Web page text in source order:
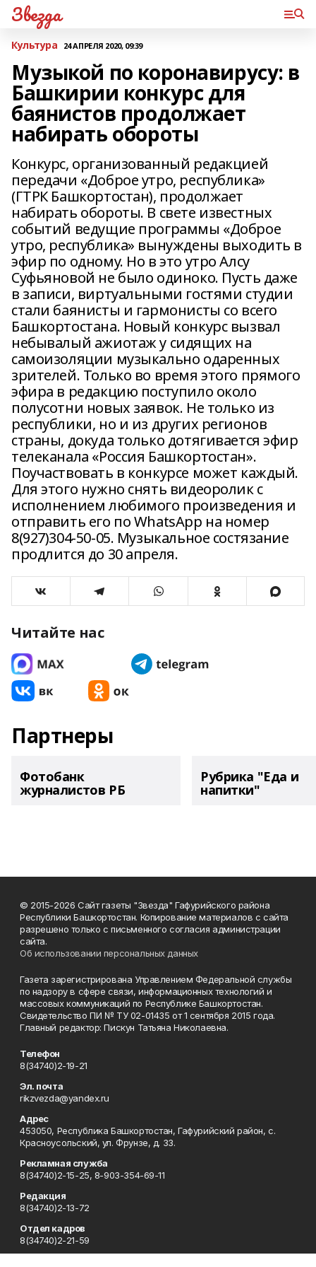
Звезда
Культура 24 АПРЕЛЯ 2020, 09:39
Музыкой по коронавирусу: в
Башкирии конкурс для
баянистов продолжает
набирать обороты
Конкурс, организованный редакцией
передачи «Доброе утро, республика»
(ГТРК Башкортостан), продолжает
набирать обороты. В свете известных
событий ведущие программы «Доброе
утро, республика» вынуждены выходить в
эфир по одному. Но в это утро Алсу
Суфьяновой не было одиноко. Пусть даже
в записи, виртуальными гостями студии
стали баянисты и гармонисты со всего
Башкортостана. Новый конкурс вызвал
небывалый ажиотаж у сидящих на
самоизоляции музыкально одаренных
зрителей. Только во время этого прямого
эфира в редакцию поступило около
полусотни новых заявок. Не только из
республики, но и из других регионов
страны, докуда только дотягивается эфир
телеканала «Россия Башкортостан».
Поучаствовать в конкурсе может каждый.
Для этого нужно снять видеоролик с
исполнением любимого произведения и
отправить его по WhatsApp на номер
8(927)304-50-05. Музыкальное состязание
продлится до 30 апреля.
Читайте нас
Партнеры
Фотобанк
журналистов РБ
Рубрика "Еда и
напитки"
© 2015-2026 Сайт газеты "Звезда" Гафурийского района
Республики Башкортостан. Копирование материалов с сайта
разрешено только с письменного согласия администрации
сайта.
Об использовании персональных данных
Газета зарегистрирована Управлением Федеральной службы
по надзору в сфере связи, информационных технологий и
массовых коммуникаций по Республике Башкортостан.
Свидетельство ПИ № ТУ 02-01435 от 1 сентября 2015 года.
Главный редактор: Пискун Татьяна Николаевна.
Телефон
8(34740)2-19-21
Эл. почта
rikzvezda@yandex.ru
Адрес
453050, Республика Башкортостан, Гафурийский район, с.
Красноусольский, ул. Фрунзе, д. 33.
Рекламная служба
8(34740)2-15-25, 8-903-354-69-11
Редакция
8(34740)2-13-72
Отдел кадров
8(34740)2-21-59